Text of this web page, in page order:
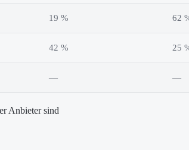
19 % 62
42 % 25
— —
Anbieter sind